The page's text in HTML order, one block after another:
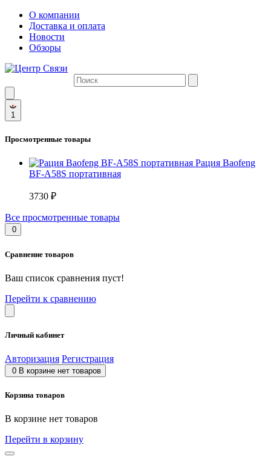
О компании
Доставка и оплата
Новости
Обзоры
1
Просмотренные товары
Рация Baofeng
BF-A58S портативная
3730 ₽
Все просмотренные товары
0
Сравнение товаров
Ваш список сравнения пуст!
Перейти к сравнению
Личный кабинет
Авторизация Регистрация
0 В корзине нет товаров
Корзина товаров
В корзине нет товаров
Перейти в корзину